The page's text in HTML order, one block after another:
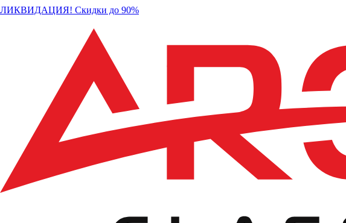
ЛИКВИДАЦИЯ! Скидки до 90%